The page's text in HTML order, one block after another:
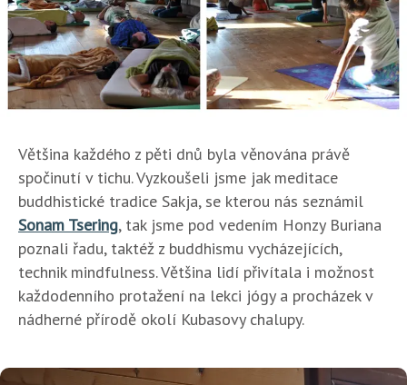
Většina každého z pěti dnů byla věnována právě
spočinutí v tichu. Vyzkoušeli jsme jak meditace
buddhistické tradice Sakja, se kterou nás seznámil
Sonam Tsering, tak jsme pod vedením Honzy Buriana
poznali řadu, taktéž z buddhismu vycházejících,
technik mindfulness. Většina lidí přivítala i možnost
každodenního protažení na lekci jógy a procházek v
nádherné přírodě okolí Kubasovy chalupy.